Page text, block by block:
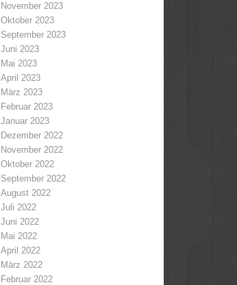
November 2023
Oktober 2023
September 2023
Juni 2023
Mai 2023
April 2023
März 2023
Februar 2023
Januar 2023
Dezember 2022
November 2022
Oktober 2022
September 2022
August 2022
Juli 2022
Juni 2022
Mai 2022
April 2022
März 2022
Februar 2022